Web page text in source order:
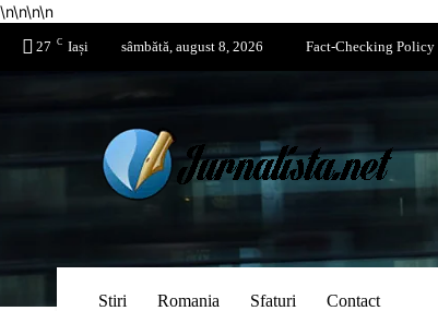
\n\n\n\n
27 C Iași sâmbătă, august 8, 2026 Fact-Checking Policy
Stiri Romania Sfaturi Contact